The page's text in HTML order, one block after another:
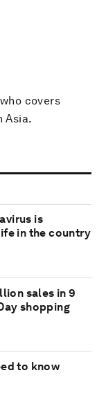
covers
Asia.
is
in the country
sales in 9
shopping
to know